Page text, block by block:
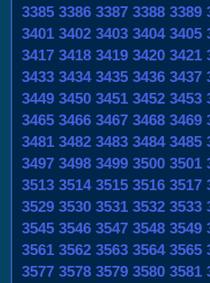
3385 3386 3387 3388 3389
3401 3402 3403 3404 3405
3417 3418 3419 3420 3421
3433 3434 3435 3436 3437
3449 3450 3451 3452 3453
3465 3466 3467 3468 3469
3481 3482 3483 3484 3485
3497 3498 3499 3500 3501
3513 3514 3515 3516 3517
3529 3530 3531 3532 3533
3545 3546 3547 3548 3549
3561 3562 3563 3564 3565
3577 3578 3579 3580 3581